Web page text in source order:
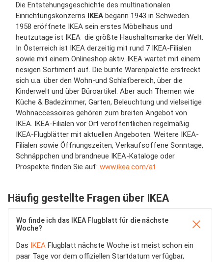
Die Entstehungsgeschichte des multinationalen
Einrichtungskonzerns IKEA begann 1943 in Schweden.
1958 eröffnete IKEA sein erstes Möbelhaus und
heutzutage ist IKEA die größte Haushaltsmarke der Welt.
In Österreich ist IKEA derzeitig mit rund 7 IKEA-Filialen
sowie mit einem Onlineshop aktiv. IKEA wartet mit einem
riesigen Sortiment auf. Die bunte Warenpalette erstreckt
sich u.a. über den Wohn-und Schlafbereich, über die
Kinderwelt und über Büroartikel. Aber auch Themen wie
Küche & Badezimmer, Garten, Beleuchtung und vielseitige
Wohnaccessoires gehören zum breiten Angebot von
IKEA. IKEA-Filialen vor Ort veröffentlichen regelmäßig
IKEA-Flugblätter mit aktuellen Angeboten. Weitere IKEA-
Filialen sowie Öffnungszeiten, Verkaufsoffene Sonntage,
Schnäppchen und brandneue IKEA-Kataloge oder
Prospekte finden Sie auf: www.ikea.com/at
Häufig gestellte Fragen über IKEA
Wo finde ich das IKEA Flugblatt für die nächste
Woche?
Das IKEA Flugblatt nächste Woche ist meist schon ein
paar Tage vor dem offiziellen Startdatum verfügbar,